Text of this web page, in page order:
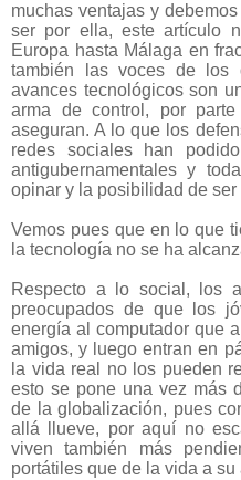
muchas ventajas y
ser por ella, este artículo
Europa hasta Málaga en
también las voces de los
avances tecnológicos son
arma de control, por
aseguran. A lo que los
redes sociales han
antigubernamentales y
opinar y la posibilidad de ser
Vemos pues que en lo que
la tecnología no se ha
Respecto a lo social, los
preocupados de que los
energía al computador que
amigos, y luego entran en
la vida real no los pueden
esto se pone una vez más
de la globalización, pues
allá llueve, por aquí no
viven también más
portátiles que de la vida a su